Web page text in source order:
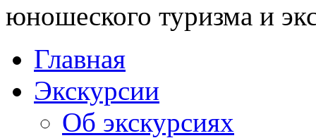
юношеского туризма и
Главная
Экскурсии
Об экскурсиях